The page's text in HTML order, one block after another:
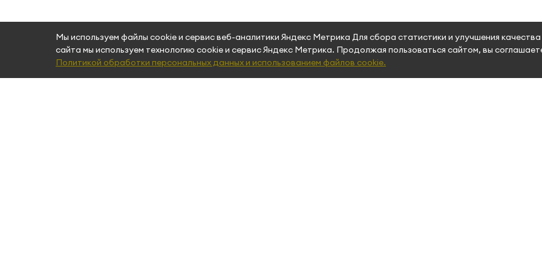
Мы используем файлы cookie и сервис веб-аналитики Яндекс Метрика Для сбора статистики и улучшения
сайта мы используем технологию cookie и сервис Яндекс Метрика. Продолжая пользоваться сайтом, вы
Политикой обработки персональных данных и использованием файлов cookie.